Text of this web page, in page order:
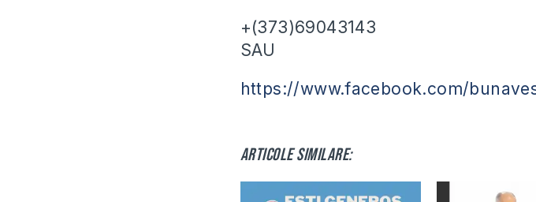
+(373)69043143
SAU
https://www.facebook.com/
Articole similare: